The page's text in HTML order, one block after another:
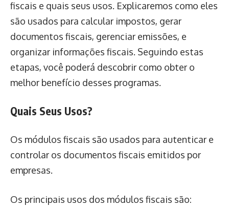
fiscais e quais seus usos. Explicaremos como eles
são usados para calcular impostos, gerar
documentos fiscais, gerenciar emissões, e
organizar informações fiscais. Seguindo estas
etapas, você poderá descobrir como obter o
melhor benefício desses programas.
Quais Seus Usos?
Os módulos fiscais são usados para autenticar e
controlar os documentos fiscais emitidos por
empresas.
Os principais usos dos módulos fiscais são: